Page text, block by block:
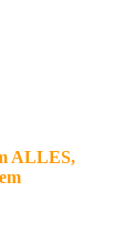
ALLES,